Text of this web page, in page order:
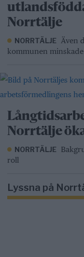
Norrtälje
NORRTÄLJE Även
kommunen
Norrtälje
NORRTÄLJE
roll
Lyssna på